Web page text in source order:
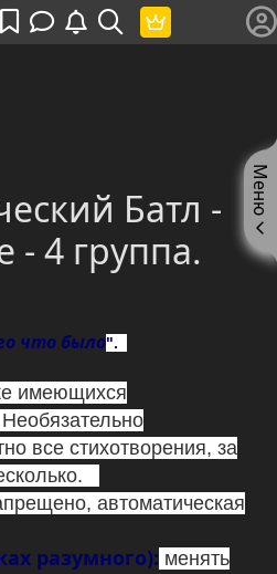
Батл -
- 4 группа.
что было".
имеющихся
Необязательно
все стихотворения, за
автоматическая
разумного): менять
Меню